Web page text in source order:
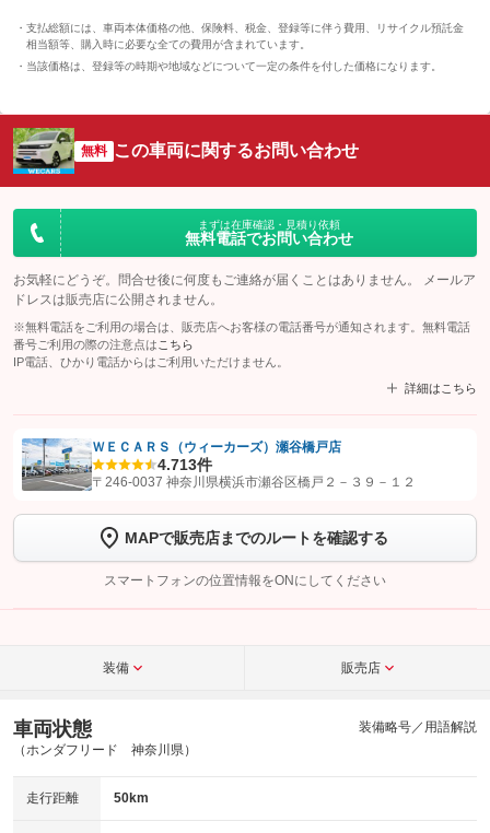
支払総額には、車両本体価格の他、保険料、税金、登録等に伴う費用、リサイクル預託金
相当額等、購入時に必要な全ての費用が含まれています。
当該価格は、登録等の時期や地域などについて一定の条件を付した価格になります。
無料 この車両に関するお問い合わせ
まずは在庫確認・見積り依頼
無料電話でお問い合わせ
お気軽にどうぞ。問合せ後に何度もご連絡が届くことはありません。 メールア
ドレスは販売店に公開されません。
※無料電話をご利用の場合は、販売店へお客様の電話番号が通知されます。無料電話
番号ご利用の際の注意点は こちら
IP電話、ひかり電話からはご利用いただけません。
詳細はこちら
【STEP1】認証画面でグーネットを友だち追加してから「許可する」ボタンを押
トーク画面で
ボタンをタップして問い合わせを
完了してください。
こちら
ＷＥＣＡＲＳ（ウィーカーズ）瀬谷橋戸店
4.713件
〒246-0037 神奈川県横浜市瀬谷区橋戸２－３９－１２
MAPで販売店までのルートを確認する
スマートフォンの位置情報をONにしてください
装備 販売店
車両状態
（ホンダフリード 神奈川県）
装備略号／用語解説
走行距離 50km